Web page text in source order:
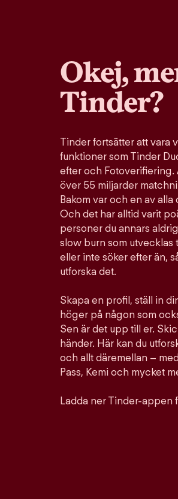
Okej,
Tinder?
Tinder fortsätter att vara
funktioner som Tinder
efter och
över 55 miljarder
Bakom var och en av
Och det har alltid varit
personer du annars
slow burn som utvecklas
eller inte söker efter än,
utforska det.
Skapa en profil, ställ in
höger på någon som
Sen är det upp till er.
händer. Här kan du
och allt däremellan –
Pass, Kemi och mycket
Ladda ner Tinder-appen